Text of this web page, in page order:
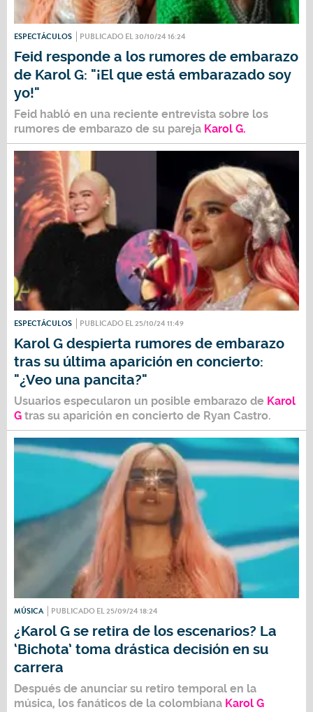
ESPECTÁCULOS PUBLICADO EL 30/10/24 16:24
Feid responde a los rumores de embarazo
de Karol G: "¡El que está embarazado soy
yo!"
Feid habló en una reciente entrevista sobre los
rumores de embarazo de su pareja Karol G.
ESPECTÁCULOS PUBLICADO EL 25/10/24 11:49
Karol G despierta rumores de embarazo
tras su última aparición en concierto:
"¿Veo una pancita?"
Usuarios especularon un posible embarazo de Karol
G tras su aparición en concierto de Ryan Castro.
MÚSICA PUBLICADO EL 25/09/24 18:24
¿Karol G se retira de los escenarios? La
‘Bichota’ toma drástica decisión en su
carrera
Después de anunciar su retiro temporal en la
música, los fanáticos de la colombiana Karol G